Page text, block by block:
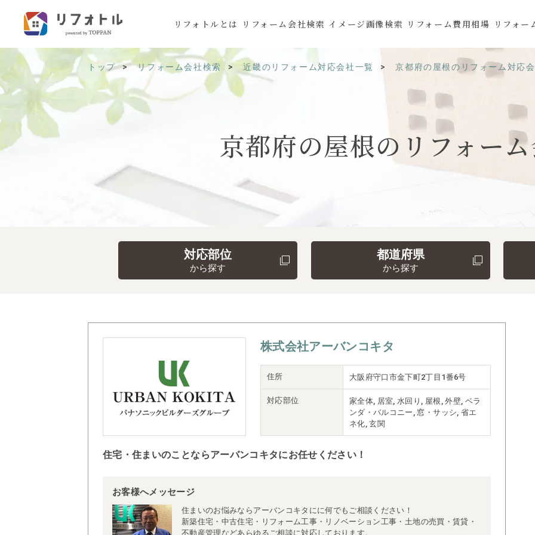
リフォトルとは リフォーム会社検索 イメージ画像検索 リフォーム費用相場 リフォー
トップ リフォーム会社検索 近畿のリフォーム対応会社一覧 京都府の屋根のリフォーム対応
京都府の屋根の リフォー
対応部位
から探す
都道府県
から探す
株式会社アーバンコキタ
住所 大阪府守口市金下町2丁目1番6号
対応部位
家全体, 居室, 水回り, 屋根, 外壁, ベラ
ンダ・バルコニー, 窓・サッシ, 省エ
ネ化, 玄関
住宅・住まいのことならアーバンコキタにお任せください！
お客様へメッセージ
住まいのお悩みならアーバンコキタにに何でもご相談ください！
新築住宅・中古住宅・リフォーム工事・リノベーション工事・土地の売買・賃貸・
不動産管理などあらゆるご相談に対応しております。